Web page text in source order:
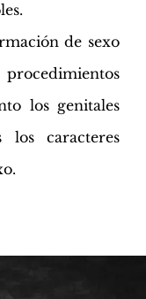
de sexo
los genitales
caracteres